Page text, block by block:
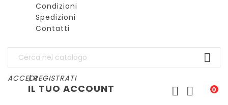
Condizioni
Spedizioni
Contatti

ACCEDI| REGISTRATI
0
IL TUO ACCOUNT 
